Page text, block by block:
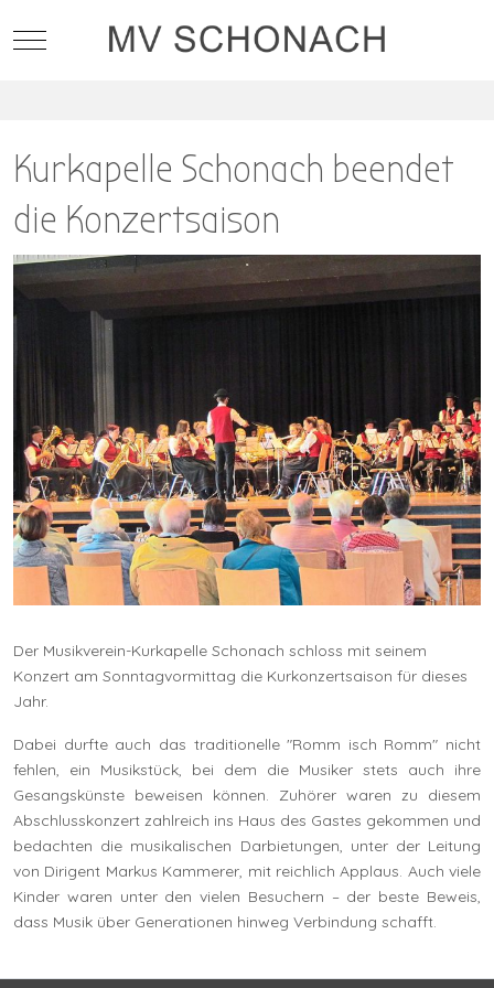
Mobile Menu Toggle
Kurkapelle Schonach beendet
die Konzertsaison
Der Musikverein-Kurkapelle Schonach schloss mit seinem
Konzert am Sonntagvormittag die Kurkonzertsaison für dieses
Jahr.
Dabei durfte auch das traditionelle "Romm isch Romm" nicht
fehlen, ein Musikstück, bei dem die Musiker stets auch ihre
Gesangskünste beweisen können. Zuhörer waren zu diesem
Abschlusskonzert zahlreich ins Haus des Gastes gekommen und
bedachten die musikalischen Darbietungen, unter der Leitung
von Dirigent Markus Kammerer, mit reichlich Applaus. Auch viele
Kinder waren unter den vielen Besuchern – der beste Beweis,
dass Musik über Generationen hinweg Verbindung schafft.